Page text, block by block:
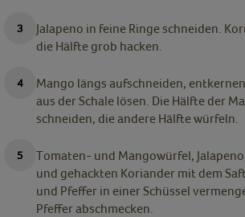
Jalapeno in feine Ringe schneiden.
die Hälfte grob hacken.
Mango längs aufschneiden,
aus der Schale lösen. Die Hälfte der
schneiden, die andere Hälfte würfeln.
Tomaten- und Mangowürfel,
und gehackten Koriander mit dem
und Pfeffer in einer Schüssel
Pfeffer abschmecken.